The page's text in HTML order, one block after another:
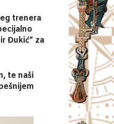
trenera
Đukić” za
te naši